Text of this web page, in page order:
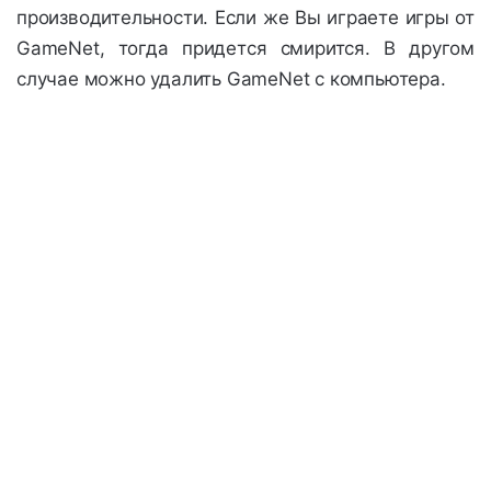
производительности. Если же Вы играете игры от
GameNet, тогда придется смирится. В другом
случае можно удалить GameNet с компьютера.